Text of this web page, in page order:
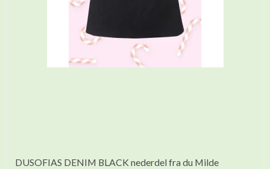
DUSOFIAS DENIM BLACK nederdel fra du Milde